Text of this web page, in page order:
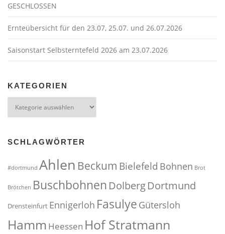
GESCHLOSSEN
Ernteübersicht für den 23.07, 25.07. und 26.07.2026
Saisonstart Selbsterntefeld 2026 am 23.07.2026
KATEGORIEN
SCHLAGWÖRTER
#dortmund Ahlen Beckum Bielefeld Bohnen Brot
Brötchen Buschbohnen DolbergDortmund
Drensteinfurt Ennigerloh Fasulye Gütersloh
Hamm Heessen Hof Stratmann